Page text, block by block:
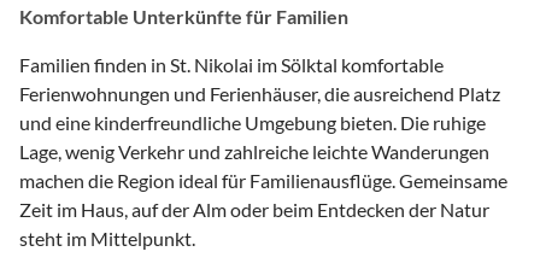
Komfortable Unterkünfte für Familien
Familien finden in St. Nikolai im Sölktal komfortable
Ferienwohnungen und Ferienhäuser, die ausreichend Platz
und eine kinderfreundliche Umgebung bieten. Die ruhige
Lage, wenig Verkehr und zahlreiche leichte Wanderungen
machen die Region ideal für Familienausflüge. Gemeinsame
Zeit im Haus, auf der Alm oder beim Entdecken der Natur
steht im Mittelpunkt.